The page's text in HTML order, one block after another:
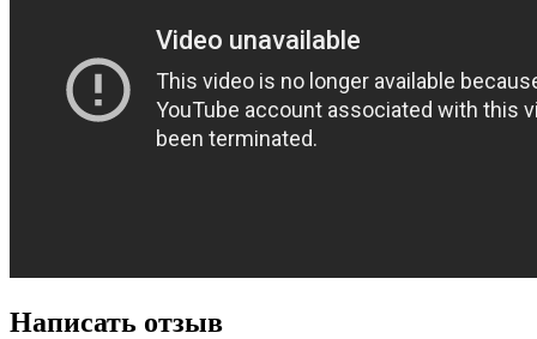
Написать отзыв